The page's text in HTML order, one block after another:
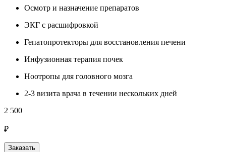
Осмотр и назначение препаратов
ЭКГ с расшифровкой
Гепатопротекторы для восстановления печени
Инфузионная терапия почек
Ноотропы для головного мозга
2-3 визита врача в течении нескольких дней
2 500
₽
Заказать